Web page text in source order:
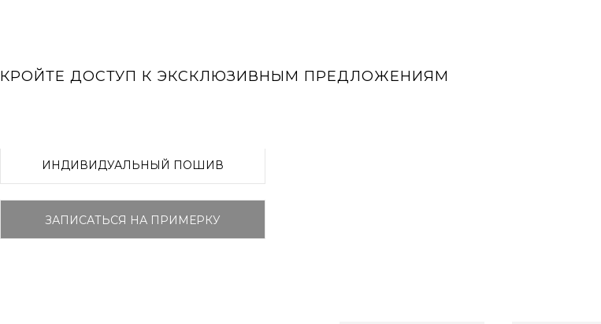
ДОСТУП К ЭКСКЛЮЗИВНЫМ ПРЕДЛОЖЕНИЯМ
ИНДИВИДУАЛЬНЫЙ ПОШИВ
ЗАПИСАТЬСЯ НА ПРИМЕРКУ